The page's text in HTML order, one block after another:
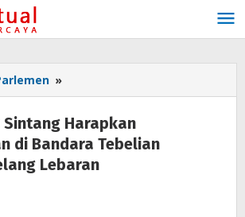
»
DPRD
Harapkan
Penerbangan
di
Sintang Harapkan
di Bandara Tebelian
Lebaran